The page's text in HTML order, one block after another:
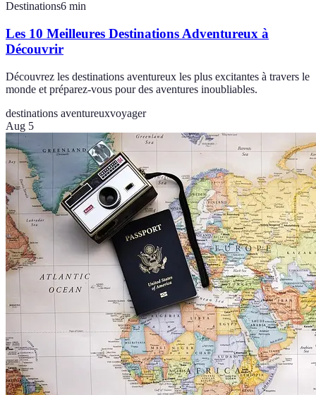
Destinations6 min
Les 10 Meilleures Destinations Adventureux à
Découvrir
Découvrez les destinations aventureux les plus excitantes à travers le
monde et préparez-vous pour des aventures inoubliables.
destinations aventureuxvoyager
Aug 5